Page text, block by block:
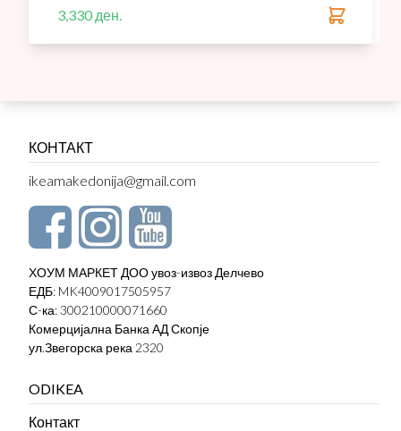
3,330 ден.
КОНТАКТ
ikeamakedonija@gmail.com
ХОУМ МАРКЕТ ДОО увоз-извоз Делчево
ЕДБ: MK4009017505957
С-ка: 300210000071660
Комерцијална Банка АД Скопје
ул.Звегорска река 2320
ODIKEA
Контакт